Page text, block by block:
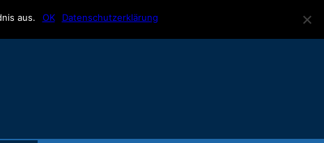
aus. OK Datenschutzerklärung